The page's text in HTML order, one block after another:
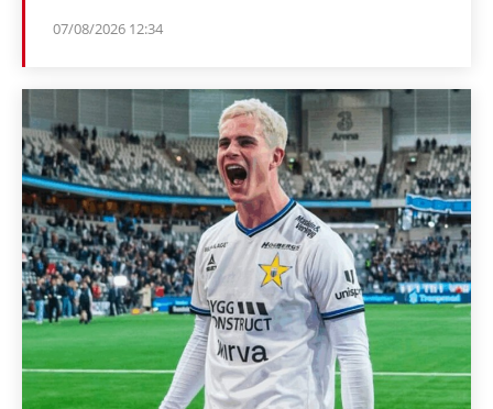
07/08/2026 12:34